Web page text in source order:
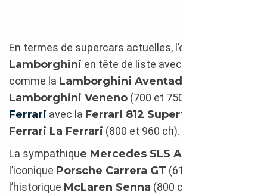
En termes de supercars actuelles, l’on va retrouver
Lamborghini en tête de liste avec des modèles
comme la Lamborghini Aventador
Lamborghini Veneno (700 et 750 ch), ou encore
Ferrari avec la Ferrari 812 Superfast
Ferrari La Ferrari (800 et 960 ch).
La sympathique Mercedes SLS AMG
l’iconique Porsche Carrera GT (612 ch) ou encore
l’historique McLaren Senna (800 ch) diversifient